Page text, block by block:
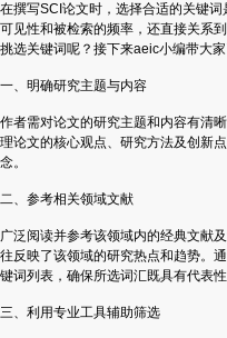
在撰写SCI论文时，选择合适的关键
可见性和被检索的频率，还直接关系
挑选关键词呢？接下来aeic小编带大家
一、明确研究主题与内容
作者需对论文的研究主题和内容有清
理论文的核心观点、研究方法及创新
念。
二、参考相关领域文献
广泛阅读并参考该领域内的经典文献
往反映了该领域的研究热点和趋势。
键词列表，确保所选词汇既具有代表性
三、利用专业工具辅助筛选